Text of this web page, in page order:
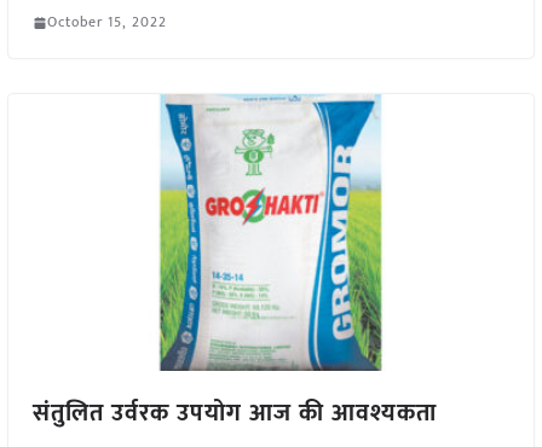
October 15, 2022
संतुलित उर्वरक उपयोग आज की आवश्यकता